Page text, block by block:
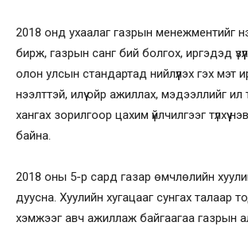
2018 онд ухаалаг газрын менежментийг
бирж, газрын санг бий болгох, иргэдэд
олон улсын стандартад нийлүүлэх гэх мэт
нээлттэй, илүү ойр ажиллах, мэдээллийг
хангах зорилгоор цахим үйлчилгээг түлхүү
байна.
2018 оны 5-р сард газар өмчлөлийн
дуусна. Хуулийн хугацааг сунгах талаар
хэмжээг авч ажиллаж байгаагаа газрын